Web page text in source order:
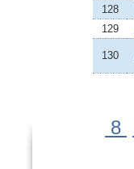
128
129
130
8